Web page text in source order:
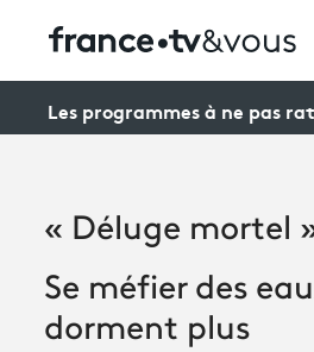
À la une
Les programmes à ne pas
« Déluge mortel
Se méfier des
dorment plus